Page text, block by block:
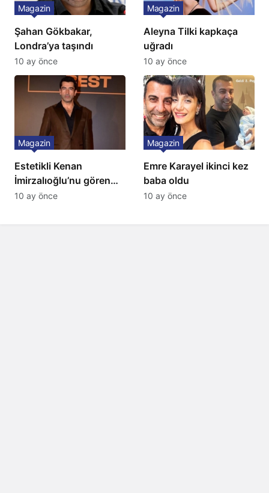
Şahan Gökbakar,
Londra’ya taşındı
Magazin
10 ay önce
Aleyna Tilki kapkaça
uğradı
Magazin
10 ay önce
Estetikli Kenan
İmirzalıoğlu’nu gören
tanıyamıyor: Son hali
Magazin
10 ay önce
Emre Karayel ikinci kez
baba oldu
Magazin
10 ay önce